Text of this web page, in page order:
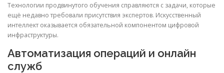
Технологии продвинутого обучения справляются с задачи, которые
ещё недавно требовали присутствия экспертов. Искусственный
интеллект оказывается обязательной компонентом цифровой
инфраструктуры.
Автоматизация операций и онлайн
служб